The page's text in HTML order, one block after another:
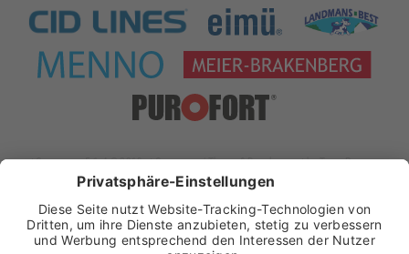
xt:Commerce 5.1.4 © 2019 xt:Commerce| Theme & Development byTeam Progress
Impressum